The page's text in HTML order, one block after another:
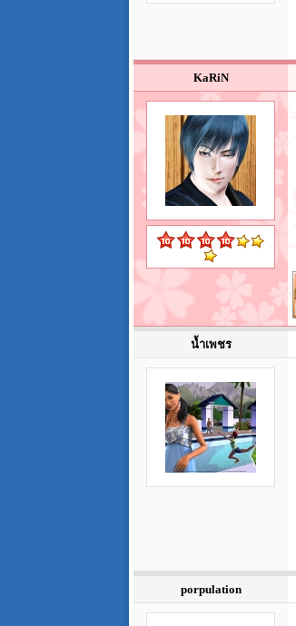
KaRiN
น้ำเพชร
porpulation